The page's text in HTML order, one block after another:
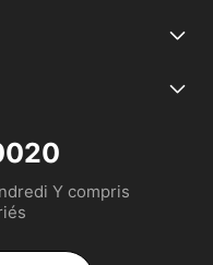
Y compris